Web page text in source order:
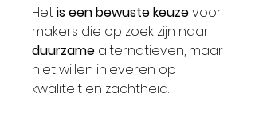
Hetis een bewuste keuzevoor
makers die op zoek zijn naar
duurzame alternatieven, maar
niet willen inleveren op
kwaliteit en zachtheid.